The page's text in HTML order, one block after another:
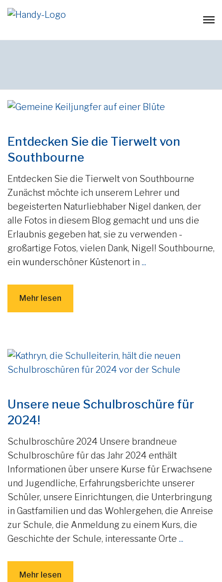
Entdecken Sie die Tierwelt von
Southbourne
Entdecken Sie die Tierwelt von Southbourne
Zunächst möchte ich unserem Lehrer und
begeisterten Naturliebhaber Nigel danken, der
alle Fotos in diesem Blog gemacht und uns die
Erlaubnis gegeben hat, sie zu verwenden -
großartige Fotos, vielen Dank, Nigel! Southbourne,
ein wunderschöner Küstenort in ...
Mehr lesen
Unsere neue Schulbroschüre für
2024!
Schulbroschüre 2024 Unsere brandneue
Schulbroschüre für das Jahr 2024 enthält
Informationen über unsere Kurse für Erwachsene
und Jugendliche, Erfahrungsberichte unserer
Schüler, unsere Einrichtungen, die Unterbringung
in Gastfamilien und das Wohlergehen, die Anreise
zur Schule, die Anmeldung zu einem Kurs, die
Geschichte der Schule, interessante Orte ...
Mehr lesen